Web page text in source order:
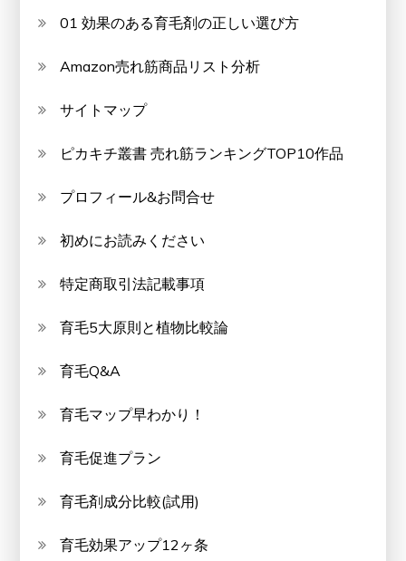
01 効果のある育毛剤の正しい選び方
Amazon売れ筋商品リスト分析
サイトマップ
ピカキチ叢書 売れ筋ランキングTOP10作品
プロフィール&お問合せ
初めにお読みください
特定商取引法記載事項
育毛5大原則と植物比較論
育毛Q&A
育毛マップ早わかり！
育毛促進プラン
育毛剤成分比較(試用)
育毛効果アップ12ヶ条